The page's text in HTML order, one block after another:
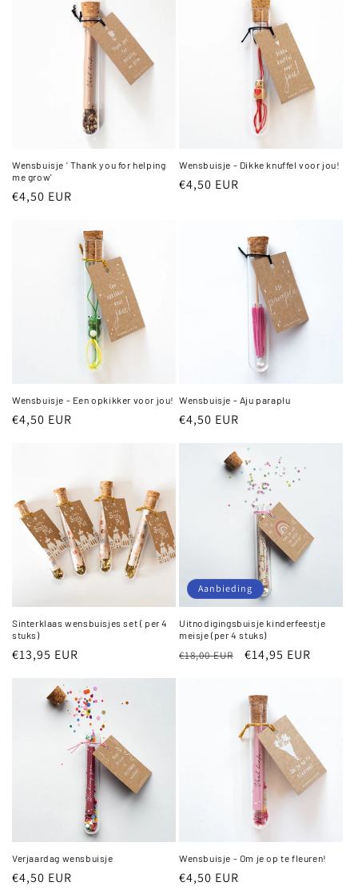
Wensbuisje ' Thank you for helping
me grow'
Normale
€4,50 EUR
Wensbuisje - Dikke knuffel voor jou!
Normale
€4,50 EUR
Wensbuisje - Een opkikker voor jou!
Normale
€4,50 EUR
Wensbuisje - Aju paraplu
Normale
€4,50 EUR
Sinterklaas wensbuisjes set ( per 4
stuks)
Normale
€13,95 EUR
Aanbieding
Uitnodigingsbuisje kinderfeestje
meisje (per 4 stuks)
Normale
€18,00 EUR Aanbiedingsprijs
€14,95 EUR
Verjaardag wensbuisje
Normale
€4,50 EUR
Wensbuisje - Om je op te fleuren!
Normale
€4,50 EUR